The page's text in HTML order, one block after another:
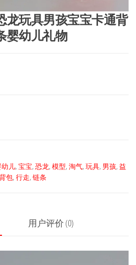
龙玩具男孩宝宝卡通背
婴幼儿礼物
儿, 宝宝, 恐龙, 模型, 淘气, 玩具, 男孩, 益
包, 行走, 链条
用户评价 (0)